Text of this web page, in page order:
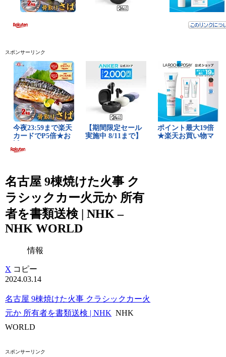
スポンサーリンク
名古屋 9棟焼けた火事 ク
ラシックカー火元か 所有
者を書類送検 | NHK –
NHK WORLD
情報
X コピー
2024.03.14
名古屋 9棟焼けた火事 クラシックカー火
元か 所有者を書類送検 | NHK NHK
WORLD
スポンサーリンク